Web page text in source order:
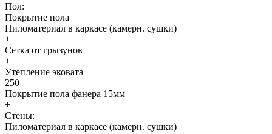
Пол:
Покрытие пола
Пиломатериал в каркасе (камерн. сушки)
+
Сетка от грызунов
+
Утепление эковата
250
Покрытие пола фанера 15мм
+
Стены:
Пиломатериал в каркасе (камерн. сушки)